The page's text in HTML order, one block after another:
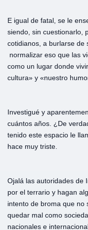
E igual de fatal, se le
siendo, sin cuestionarlo,
cotidianos, a burlarse de
normalizar eso que las
como un lugar donde
cultura» y «nuestro
Investigué y
cuántos años. ¿De
tenido este espacio le
hace muy triste.
Ojalá las autoridades de
por el terrario y hagan
intento de broma que no
quedar mal como
nacionales e